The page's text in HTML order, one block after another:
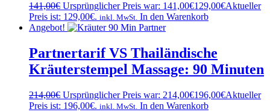
141,00€ Ursprünglicher Preis war: 141,00€129,00€Aktueller
Preis ist: 129,00€. inkl. MwSt. In den Warenkorb
Angebot!
Partnertarif VS Thailändische
Kräuterstempel Massage: 90 Minuten
214,00€ Ursprünglicher Preis war: 214,00€196,00€Aktueller
Preis ist: 196,00€. inkl. MwSt. In den Warenkorb